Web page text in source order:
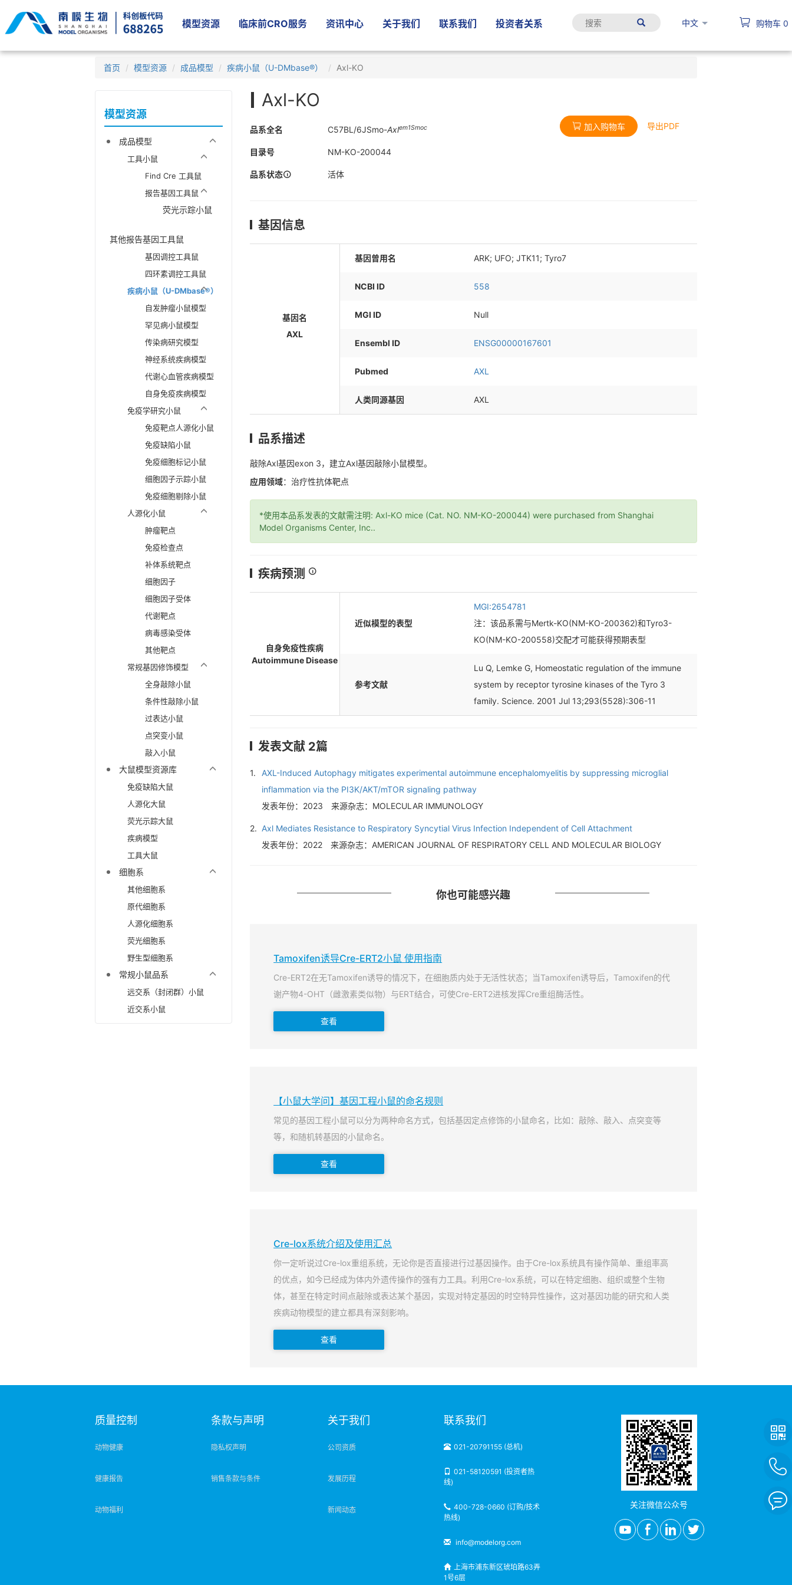
模型资源 临床前CRO服务 资讯中心 关于我们 联系我们 投资者关系 中文 购物车 0
首页 模型资源 成品模型 疾病小鼠（U-DMbase®） Axl-KO
模型资源
成品模型
工具小鼠
Find Cre 工具鼠
报告基因工具鼠
荧光示踪小鼠
其他报告基因工具鼠
基因调控工具鼠
四环素调控工具鼠
疾病小鼠（U-DMbase®）
自发肿瘤小鼠模型
罕见病小鼠模型
传染病研究模型
神经系统疾病模型
代谢心血管疾病模型
自身免疫疾病模型
免疫学研究小鼠
免疫靶点人源化小鼠
免疫缺陷小鼠
免疫细胞标记小鼠
细胞因子示踪小鼠
免疫细胞剔除小鼠
人源化小鼠
肿瘤靶点
免疫检查点
补体系统靶点
细胞因子
细胞因子受体
代谢靶点
病毒感染受体
其他靶点
常规基因修饰模型
全身敲除小鼠
条件性敲除小鼠
过表达小鼠
点突变小鼠
敲入小鼠
大鼠模型资源库
免疫缺陷大鼠
人源化大鼠
荧光示踪大鼠
疾病模型
工具大鼠
细胞系
其他细胞系
原代细胞系
人源化细胞系
荧光细胞系
野生型细胞系
常规小鼠品系
远交系（封闭群）小鼠
近交系小鼠
Axl-KO
品系全名 C57BL/6JSmo-Axlem1Smoc
目录号 NM-KO-200044
品系状态 活体
加入购物车 导出PDF
基因信息
基因名
AXL
基因曾用名 ARK; UFO; JTK11; Tyro7
NCBI ID 558
MGI ID Null
Ensembl ID ENSG00000167601
Pubmed AXL
人类同源基因 AXL
品系描述
敲除Axl基因exon 3，建立Axl基因敲除小鼠模型。
应用领域：治疗性抗体靶点
*使用本品系发表的文献需注明: Axl-KO mice (Cat. NO. NM-KO-200044) were purchased from Shanghai
Model Organisms Center, Inc..
疾病预测
自身免疫性疾病
Autoimmune Disease
近似模型的表型
MGI:2654781
注：该品系需与Mertk-KO(NM-KO-200362)和Tyro3-
KO(NM-KO-200558)交配才可能获得预期表型
参考文献
Lu Q, Lemke G, Homeostatic regulation of the immune
system by receptor tyrosine kinases of the Tyro 3
family. Science. 2001 Jul 13;293(5528):306-11
发表文献 2篇
1.
AXL-Induced Autophagy mitigates experimental autoimmune encephalomyelitis by suppressing microglial
inflammation via the PI3K/AKT/mTOR signaling pathway
发表年份：2023
来源杂志：MOLECULAR IMMUNOLOGY
2. Axl Mediates Resistance to Respiratory Syncytial Virus Infection Independent of Cell Attachment
发表年份：2022
来源杂志：AMERICAN JOURNAL OF RESPIRATORY CELL AND MOLECULAR BIOLOGY
你也可能感兴趣
Tamoxifen诱导Cre-ERT2小鼠 使用指南
Cre-ERT2在无Tamoxifen诱导的情况下，在细胞质内处于无活性状态；当Tamoxifen诱导后，Tamoxifen的代
谢产物4-OHT（雌激素类似物）与ERT结合，可使Cre-ERT2进核发挥Cre重组酶活性。
查看
【小鼠大学问】基因工程小鼠的命名规则
常见的基因工程小鼠可以分为两种命名方式，包括基因定点修饰的小鼠命名，比如：敲除、敲入、点突变等
等，和随机转基因的小鼠命名。
查看
Cre-lox系统介绍及使用汇总
你一定听说过Cre-lox重组系统，无论你是否直接进行过基因操作。由于Cre-lox系统具有操作简单、重组率高
的优点，如今已经成为体内外遗传操作的强有力工具。利用Cre-lox系统，可以在特定细胞、组织或整个生物
体，甚至在特定时间点敲除或表达某个基因，实现对特定基因的时空特异性操作，这对基因功能的研究和人类
疾病动物模型的建立都具有深刻影响。
查看
质量控制
动物健康
健康报告
动物福利
条款与声明
隐私权声明
销售条款与条件
关于我们
公司资质
发展历程
新闻动态
联系我们
021-20791155 (总机)
021-58120591 (投资者热
线)
400-728-0660 (订购/技术
热线)
info@modelorg.com
上海市浦东新区琥珀路63弄
1号6层
关注微信公众号